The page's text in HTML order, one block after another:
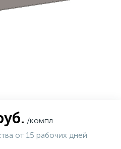
/компл
от 15 рабочих дней